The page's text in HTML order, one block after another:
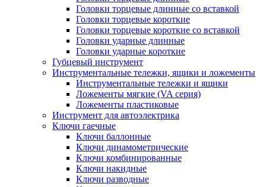
Головки торцевые длинные со вставкой
Головки торцевые короткие
Головки торцевые короткие со вставкой
Головки ударные длинные
Головки ударные короткие
Губцевый инструмент
Инструментальные тележки, ящики и ложементы
Инструментальные тележки и ящики
Ложементы мягкие (VA серия)
Ложементы пластиковые
Инструмент для автоэлектрика
Ключи гаечные
Ключи баллонные
Ключи динамометрические
Ключи комбинированные
Ключи накидные
Ключи разводные